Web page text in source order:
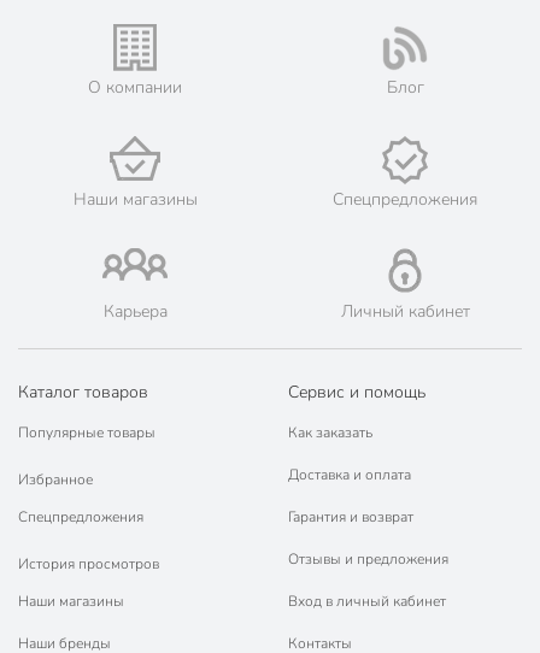
Жители Московской области могут сделать заказ и оплатить
его онлайн на официальном сайте сети магазинов Порядок.
💳 Оплата: онлайн на сайте интернет-гипермаркета или
🛍 Скидки, акции, распродажи каждый день!
📜 Только оригинальная продукция. Интернет-гипермаркет
Порядок - официальный представитель ведущих мировых
марок.
О компании Блог
Наши магазины Спецпредложения
Карьера Личный кабинет
Каталог товаров
Популярные товары
Избранное
Спецпредложения
История просмотров
Наши магазины
Наши бренды
Сервис и помощь
Как заказать
Доставка и оплата
Гарантия и возврат
Отзывы и предложения
Вход в личный кабинет
Контакты